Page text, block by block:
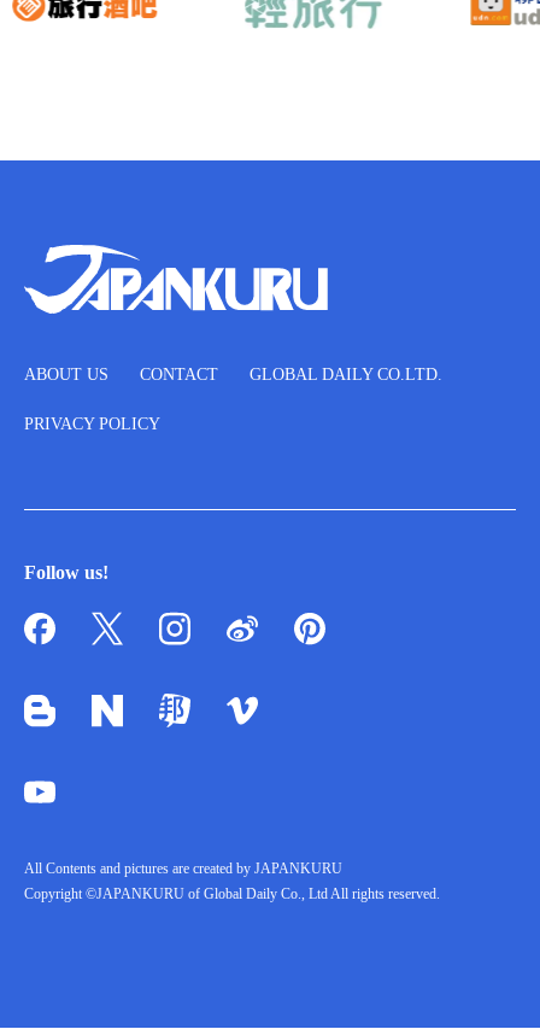
ABOUT US CONTACT GLOBAL DAILY CO.LTD.
PRIVACY POLICY
Follow us!
All Contents and pictures are created by JAPANKURU
Copyright ©JAPANKURU of Global Daily Co., Ltd All rights reserved.